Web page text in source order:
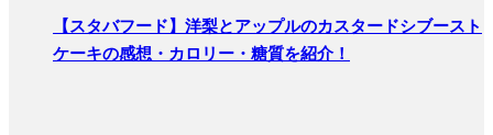
【スタバフード】洋梨とアップルのカスタードシブースト
ケーキの感想・カロリー・糖質を紹介！